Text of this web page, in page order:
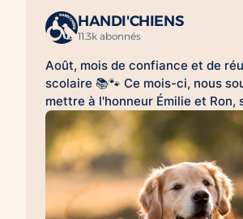
HANDI'CHIENS
11.3k abonnés
Août, mois de confiance et de
scolaire 📚🐾 Ce mois-ci, nous
mettre à l'honneur Émilie et Ron,
d'assistance à la réussite scolaire
HANDI'CHIENS 💛 Au quotidien,
accompagne Émilie dans son
l'aide à évoluer dans un
scolaire avec davantage de
confiance et d'apaisement. Sa